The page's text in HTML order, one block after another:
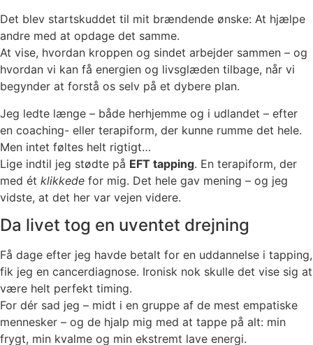
Det blev startskuddet til mit brændende ønske: At hjælpe
andre med at opdage det samme.
At vise, hvordan kroppen og sindet arbejder sammen – og
hvordan vi kan få energien og livsglæden tilbage, når vi
begynder at forstå os selv på et dybere plan.
Jeg ledte længe – både herhjemme og i udlandet – efter
en coaching- eller terapiform, der kunne rumme det hele.
Men intet føltes helt rigtigt…
Lige indtil jeg stødte på EFT tapping. En terapiform, der
med ét klikkede for mig. Det hele gav mening – og jeg
vidste, at det her var vejen videre.
Da livet tog en uventet drejning
Få dage efter jeg havde betalt for en uddannelse i tapping,
fik jeg en cancerdiagnose. Ironisk nok skulle det vise sig at
være helt perfekt timing.
For dér sad jeg – midt i en gruppe af de mest empatiske
mennesker – og de hjalp mig med at tappe på alt: min
frygt, min kvalme og min ekstremt lave energi.